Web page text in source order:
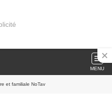
MENU
et familiale NoTav